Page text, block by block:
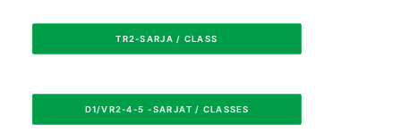
TR2-SARJA / CLASS
D1/VR2-4-5 -SARJAT / CLASSES